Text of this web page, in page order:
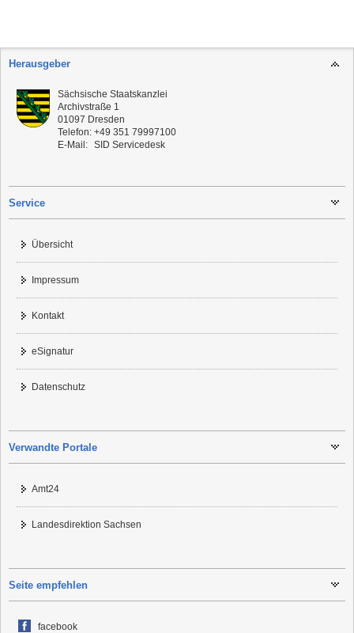
Herausgeber
Sächsische Staatskanzlei
Archivstraße 1
01097 Dresden
Telefon: +49 351 79997100
E-Mail: SID Servicedesk
Service
Übersicht
Impressum
Kontakt
eSignatur
Datenschutz
Verwandte Portale
Amt24
Landesdirektion Sachsen
Seite empfehlen
facebook